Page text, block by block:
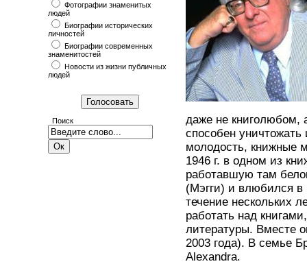
Фотографии знаменитых
людей
Биографии исторических
личностей
Биографии современных
знаменитостей
Новости из жизни публичных
людей
Поиск
даже не книголюбом,
способен
молодость, книжные
1946 г. в одном из
работавшую там
(Мэгги) и влюбился в
течение нескольких
работать над
литературы. Вместе
2003 года). В семье
Alexandra.